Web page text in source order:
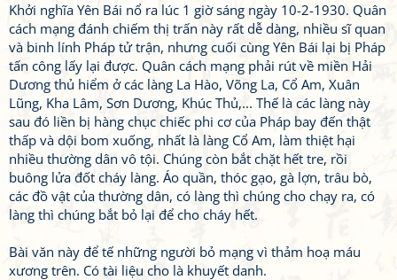
Khởi nghĩa Yên Bái nổ ra lúc 1 giờ sáng ngày 10-2-1930. Quân
cách mạng đánh chiếm thị trấn này rất dễ dàng, nhiều sĩ quan
và binh lính Pháp tử trận, nhưng cuối cùng Yên Bái lại bị Pháp
tấn công lấy lại được. Quân cách mạng phải rút về miền Hải
Dương thủ hiểm ở các làng La Hào, Võng La, Cổ Am, Xuân
Lũng, Kha Lâm, Sơn Dương, Khúc Thủ,... Thế là các làng này
sau đó liền bị hàng chục chiếc phi cơ của Pháp bay đến thật
thấp và dội bom xuống, nhất là làng Cổ Am, làm thiệt hại
nhiều thường dân vô tội. Chúng còn bắt chặt hết tre, rồi
buông lửa đốt cháy làng. Áo quần, thóc gạo, gà lợn, trâu bò,
các đồ vật của thường dân, có làng thì chúng cho chạy ra, có
làng thì chúng bắt bỏ lại để cho cháy hết.
Bài văn này để tế những người bỏ mạng vì thảm hoạ máu
xương trên. Có tài liệu cho là khuyết danh.